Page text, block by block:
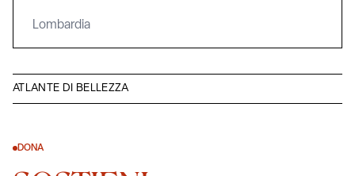
ATLANTE DI BELLEZZA
Lombardia
DONA